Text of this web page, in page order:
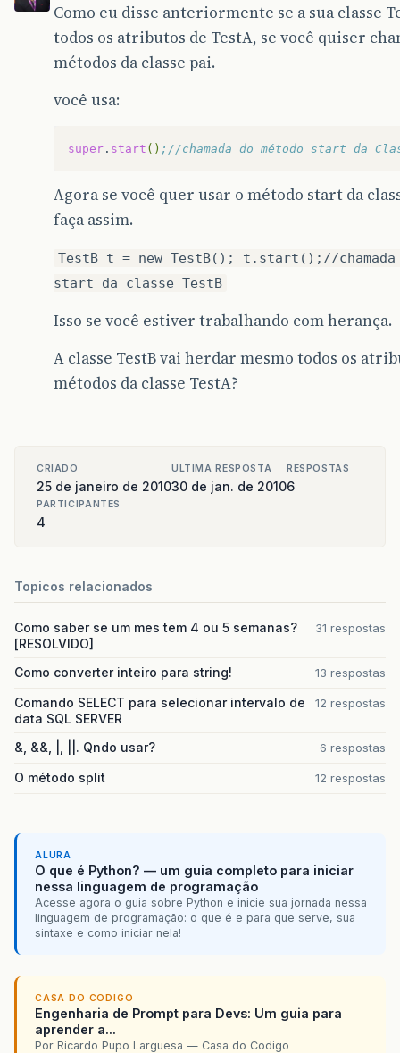
Como eu disse anteriormente se a sua classe
todos os atributos de TestA, se você quiser
métodos da classe pai.
você usa:
super . start () ;//chamada do método start da
Agora se você quer usar o método start da
faça assim.
TestB t = new TestB(); t.start();//chamada
start da classe TestB
Isso se você estiver trabalhando com herança.
A classe TestB vai herdar mesmo todos os
métodos da classe TestA?
CRIADO
25 de janeiro de 2010
ULTIMA RESPOSTA
30 de jan. de 2010
RESPOSTAS
6
PARTICIPANTES
4
Topicos relacionados
Como saber se um mes tem 4 ou 5 semanas?
[RESOLVIDO]
31 respostas
Como converter inteiro para string! 13 respostas
Comando SELECT para selecionar intervalo de
data SQL SERVER
12 respostas
&, &&, |, ||. Qndo usar? 6 respostas
O método split 12 respostas
ALURA
O que é Python? — um guia completo para iniciar
nessa linguagem de programação
Acesse agora o guia sobre Python e inicie sua jornada nessa
linguagem de programação: o que é e para que serve, sua
sintaxe e como iniciar nela!
CASA DO CODIGO
Engenharia de Prompt para Devs: Um guia para
aprender a...
Por Ricardo Pupo Larguesa — Casa do Codigo